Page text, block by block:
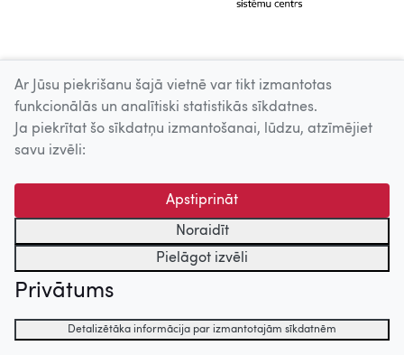
Ar Jūsu piekrišanu šajā vietnē var tikt izmantotas
funkcionālās un analītiski statistikās sīkdatnes.
Ja piekrītat šo sīkdatņu izmantošanai, lūdzu, atzīmējiet
savu izvēli:
Apstiprināt
Noraidīt
Pielāgot izvēli
Privātums
Detalizētāka informācija par izmantotajām sīkdatnēm